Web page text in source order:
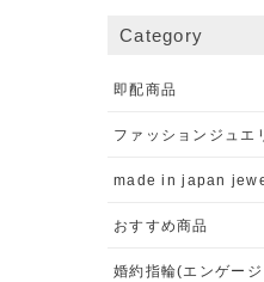
Category
即配商品
ファッションジュエ
made in japan
おすすめ商品
婚約指輪(エンゲー